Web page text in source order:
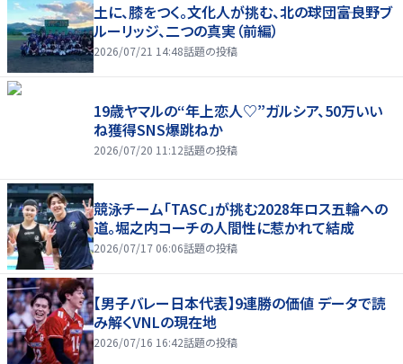
土に、膝をつく。文化人が挑む、北の球団――富良野ブ
ルーリッジ、二つの真実（前編）
2026/07/21 14:48話題の投稿
19歳ヤマルの“年上恋人♡”ガルシア、50万いい
ね獲得SNS爆跳ねか
2026/07/20 11:12話題の投稿
競泳チーム「TASC」が挑む2028年ロス五輪への
道。堀之内コーチの人間性に惹かれて結成
2026/07/17 06:06話題の投稿
【男子バレー日本代表】9連勝の価値 データで読
み解くVNLの現在地
2026/07/16 16:42話題の投稿